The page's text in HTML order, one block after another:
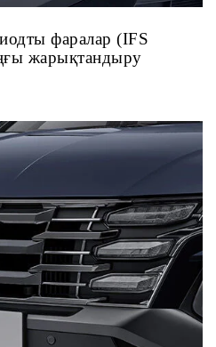
фаралар (IFS
жарықтандыру